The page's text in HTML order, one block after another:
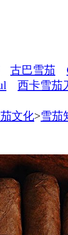
古巴雪茄
西卡雪茄
文化>雪茄